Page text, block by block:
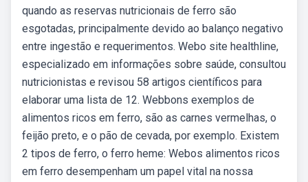
quando as reservas nutricionais de ferro são
esgotadas, principalmente devido ao balanço negativo
entre ingestão e requerimentos. Webo site healthline,
especializado em informações sobre saúde, consultou
nutricionistas e revisou 58 artigos científicos para
elaborar uma lista de 12. Webbons exemplos de
alimentos ricos em ferro, são as carnes vermelhas, o
feijão preto, e o pão de cevada, por exemplo. Existem
2 tipos de ferro, o ferro heme: Webos alimentos ricos
em ferro desempenham um papel vital na nossa